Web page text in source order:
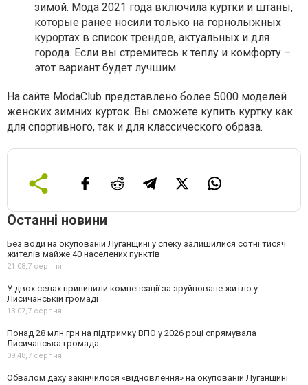
зимой. Мода 2021 года включила куртки и штаны,
которые ранее носили только на горнолыжных
курортах в список трендов, актуальных и для
города. Если вы стремитесь к теплу и комфорту –
этот вариант будет лучшим.
На сайте ModaClub представлено более 5000 моделей
женских зимних курток. Вы сможете купить куртку как
для спортивного, так и для классического образа.
Останні новини
Без води на окупованій Луганщині у спеку залишилися сотні тисяч
жителів майже 40 населених пунктів
21:08,7 серпня
У двох селах припинили компенсації за зруйноване житло у
Лисичанській громаді
13:07,7 серпня
Понад 28 млн грн на підтримку ВПО у 2026 році спрямувала
Лисичанська громада
09:48,7 серпня
Обвалом даху закінчилося «відновлення» на окупованій Луганщині